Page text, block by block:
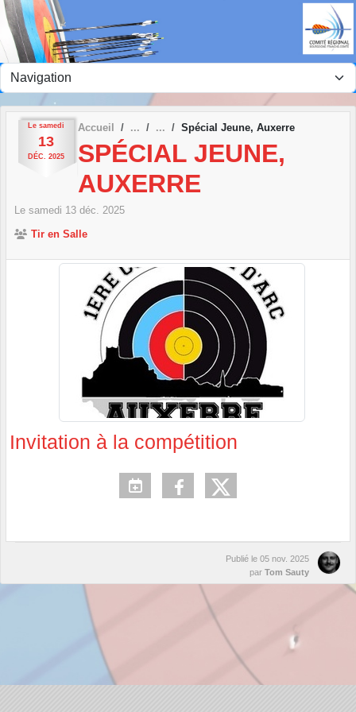
Le samedi
13
DÉC. 2025
Accueil Spécial Jeune, Auxerre
SPÉCIAL JEUNE,
AUXERRE
Le samedi 13 déc. 2025
Tir en Salle
Invitation à la compétition
Publié le 05 nov. 2025
par Tom Sauty
Panneau de gestion des cookies